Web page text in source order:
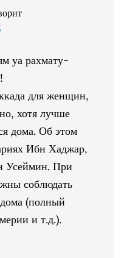
уа рахмату-
для женщин,
хотя лучше
дома. Об этом
Ибн Хаджар,
При
соблюдать
(полный
и т.д.).